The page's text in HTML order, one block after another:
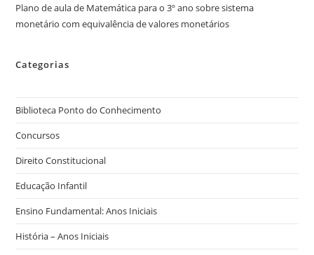
Plano de aula de Matemática para o 3º ano sobre sistema
monetário com equivalência de valores monetários
Categorias
Biblioteca Ponto do Conhecimento
Concursos
Direito Constitucional
Educação Infantil
Ensino Fundamental: Anos Iniciais
História – Anos Iniciais